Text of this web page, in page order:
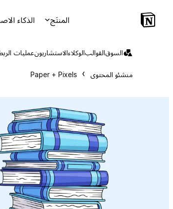
المنتَج الذكاء
السوقالقوالبالوكلاءالاستشاريونعمليات
منشئو المحتوى Paper + Pixels